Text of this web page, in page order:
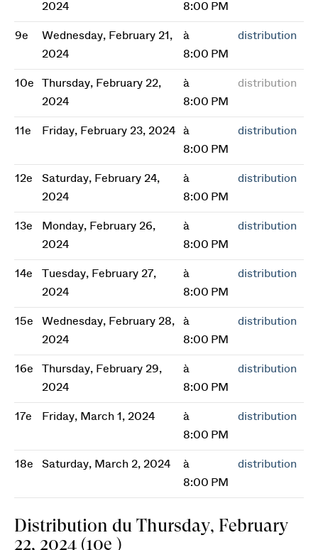
2024
8:00 PM
9e
Wednesday, February 21,
2024
à
8:00 PM
distribution
10e
Thursday, February 22,
2024
à
8:00 PM
distribution
11e Friday, February 23, 2024
à
8:00 PM
distribution
12e
Saturday, February 24,
2024
à
8:00 PM
distribution
13e
Monday, February 26,
2024
à
8:00 PM
distribution
14e
Tuesday, February 27,
2024
à
8:00 PM
distribution
15e
Wednesday, February 28,
2024
à
8:00 PM
distribution
16e
Thursday, February 29,
2024
à
8:00 PM
distribution
17e Friday, March 1, 2024
à
8:00 PM
distribution
18e Saturday, March 2, 2024
à
8:00 PM
distribution
Distribution du Thursday, February
22, 2024 (10e )